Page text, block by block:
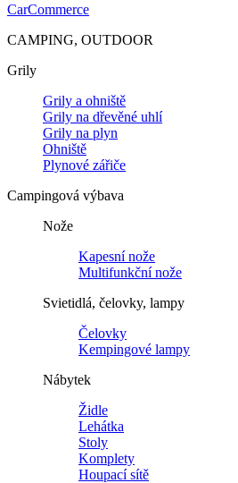
CarCommerce
CAMPING, OUTDOOR
Grily
Grily a ohniště
Grily na dřevěné uhlí
Grily na plyn
Ohniště
Plynové zářiče
Campingová výbava
Nože
Kapesní nože
Multifunkční nože
Svietidlá, čelovky, lampy
Čelovky
Kempingové lampy
Nábytek
Židle
Lehátka
Stoly
Komplety
Houpací sítě